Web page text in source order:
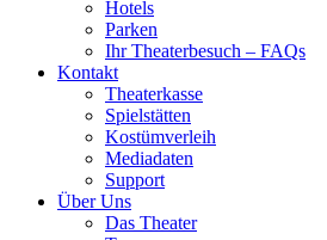
Hotels
Parken
Ihr Theaterbesuch – FAQs
Kontakt
Theaterkasse
Spielstätten
Kostümverleih
Mediadaten
Support
Über Uns
Das Theater